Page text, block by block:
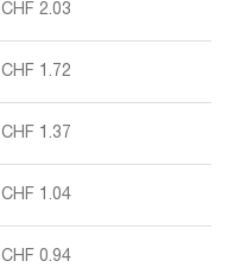
CHF 2.03
CHF 1.72
CHF 1.37
CHF 1.04
CHF 0.94